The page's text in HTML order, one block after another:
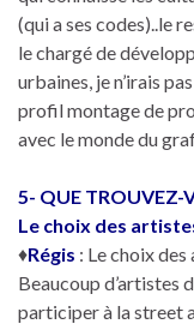
(qui a ses codes)..le
le chargé de
urbaines, je n’irais
profil montage de
avec le monde du
5- QUE TROUVEZ-
Le choix des
♦Régis : Le choix des
Beaucoup d’artistes
participer à la street